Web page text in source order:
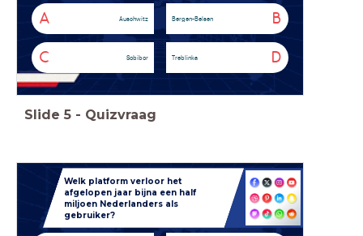
A Auschwitz B
Bergen-Belsen
C Sobibor D
Treblinka
Slide 5 - Quizvraag
Welk platform verloor het
afgelopen jaar bijna een half
miljoen Nederlanders als
gebruiker?